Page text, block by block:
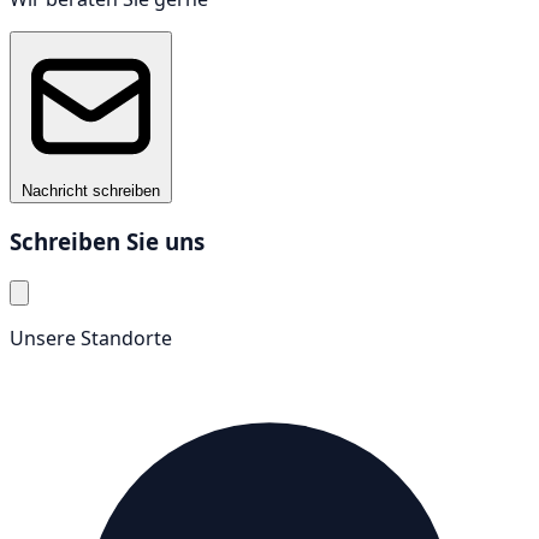
Datenverlust, Produktionsfehlern oder sogar zu
gefährlichen Situationen führen – etwa durch plötzlich
stillstehende Maschinen, fehlende Beleuchtung oder
blockierte Notausgänge.
| Die Auswirkungen
Die Auswirkungen eines Stromausfalls hängen stark von
Branche, Betriebsgröße und technischer Ausstattung ab.
gravierenden Störungen führen – sowohl auf
Stillstand von Fertigungslinien und technischen
Anlagen
Unterbrechung der IT- und
Nachricht schreiben
Schreiben Sie uns
Unsere Standorte